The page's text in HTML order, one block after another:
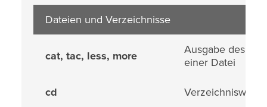
Dateien und Verzeichnisse
cat, tac, less, more
Ausgabe des
einer Datei
cd